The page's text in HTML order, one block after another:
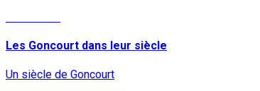
Les Goncourt dans leur siècle
Un siècle de Goncourt